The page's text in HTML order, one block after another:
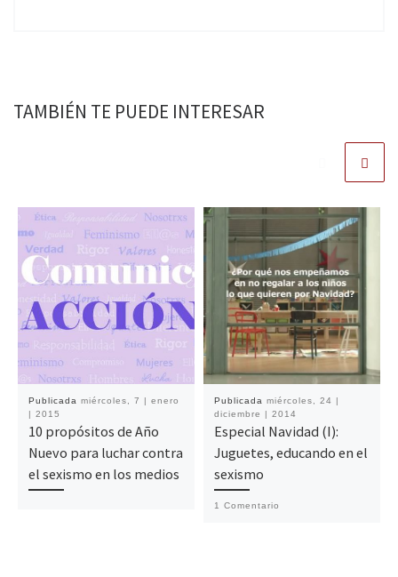
TAMBIÉN TE PUEDE INTERESAR
Publicada miércoles, 7 | enero
| 2015
10 propósitos de Año
Nuevo para luchar contra
el sexismo en los medios
Publicada miércoles, 24 |
diciembre | 2014
Especial Navidad (I):
Juguetes, educando en el
sexismo
1 Comentario